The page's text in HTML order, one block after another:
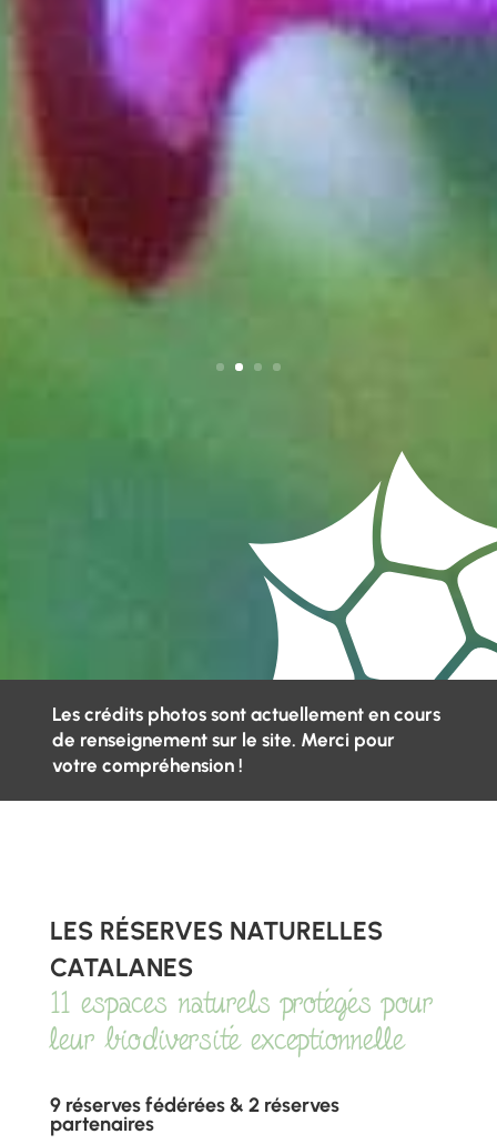
Les crédits photos sont actuellement en cours
de renseignement sur le site. Merci pour
votre compréhension !
LES RÉSERVES NATURELLES
CATALANES
11 espaces naturels protégés pour
leur biodiversité exceptionnelle
9 réserves fédérées & 2 réserves
partenaires